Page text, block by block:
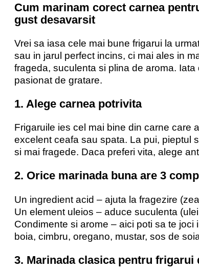
Cum marinam corect carnea
gust desavarsit
Vrei sa iasa cele mai bune frigarui la
sau in jarul perfect incins, ci mai ales in
frageda, suculenta si plina de aroma.
pasionat de gratare.
1. Alege carnea potrivita
Frigaruile ies cel mai bine din carne care
excelent ceafa sau spata. La pui, pieptul
si mai fragede. Daca preferi vita, alege
2. Orice marinada buna are 3
Un ingredient acid – ajuta la fragezire
Un element uleios – aduce suculenta
Condimente si arome – aici poti sa te
boia, cimbru, oregano, mustar, sos de
3. Marinada clasica pentru frigarui